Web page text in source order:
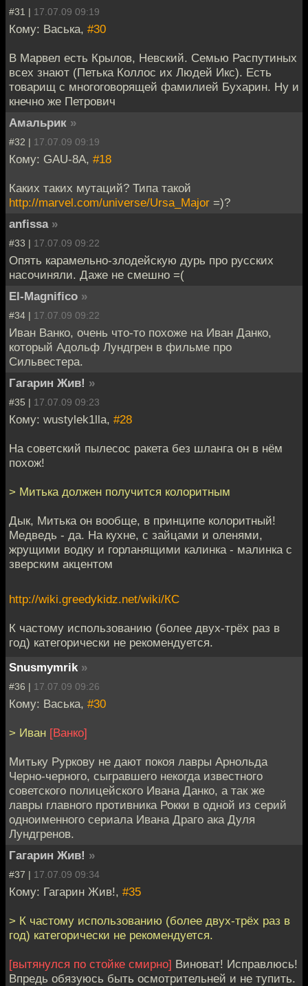
#31 | 17.07.09 09:19
Кому: Васька, #30
В Марвел есть Крылов, Невский. Семью Распутиных
всех знают (Петька Коллос их Людей Икс). Есть
товарищ с многоговорящей фамилией Бухарин. Ну и
кнечно же Петрович
Амальрик »
#32 | 17.07.09 09:19
Кому: GAU-8A, #18
Каких таких мутаций? Типа такой
http://marvel.com/universe/Ursa_Major =)?
anfissa »
#33 | 17.07.09 09:22
Опять карамельно-злодейскую дурь про русских
насочиняли. Даже не смешно =(
El-Magnifico »
#34 | 17.07.09 09:22
Иван Ванко, очень что-то похоже на Иван Данко,
который Адольф Лундгрен в фильме про
Сильвестера.
Гагарин Жив! »
#35 | 17.07.09 09:23
Кому: wustylek1lla, #28
На советский пылесос ракета без шланга он в нём
похож!
> Митька должен получится колоритным
Дык, Митька он вообще, в принципе колоритный!
Медведь - да. На кухне, с зайцами и оленями,
жрущими водку и горланящими калинка - малинка с
зверским акцентом
http://wiki.greedykidz.net/wiki/КС
К частому использованию (более двух-трёх раз в
год) категорически не рекомендуется.
Snusmymrik »
#36 | 17.07.09 09:26
Кому: Васька, #30
> Иван [Ванко]
Митьку Руркову не дают покоя лавры Арнольда
Черно-черного, сыгравшего некогда известного
советского полицейского Ивана Данко, а так же
лавры главного противника Рокки в одной из серий
одноименного сериала Ивана Драго ака Дуля
Лундгренов.
Гагарин Жив! »
#37 | 17.07.09 09:34
Кому: Гагарин Жив!, #35
> К частому использованию (более двух-трёх раз в
год) категорически не рекомендуется.
[вытянулся по стойке смирно] Виноват! Исправлюсь!
Впредь обязуюсь быть осмотрительней и не тупить.